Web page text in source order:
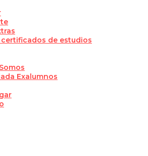
de estudios
Exalumnos